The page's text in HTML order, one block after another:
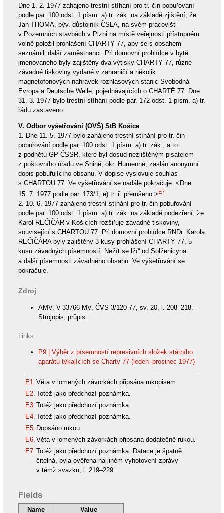
Dne 1. 2. 1977 zahájeno trestní stíhání pro tr. čin pobuřování
podle par. 100 odst. 1 písm. a) tr. zák. na základě zjištění, že
Jan THOMA, býv. důstojník ČSLA, na svém pracovišti
v Pozemních stavbách v Plzni na místě veřejnosti přístupném
volně položil prohlášení CHARTY 77, aby se s obsahem
seznámili další zaměstnanci. Při domovní prohlídce v bytě
jmenovaného byly zajištěny dva výtisky CHARTY 77, různé
závadné tiskoviny vydané v zahraničí a několik
magnetofonových nahrávek rozhlasových stanic Svobodná
Evropa a Deutsche Welle, pojednávajících o CHARTĚ 77. Dne
31. 3. 1977 bylo trestní stíhání podle par. 172 odst. 1 písm. a) tr.
řádu zastaveno.
V. Odbor vyšetřování (OVŠ) StB Košice
1. Dne 11. 5. 1977 bylo zahájeno trestní stíhání pro tr. čin
pobuřování podle par. 100 odst. 1 písm. a) tr. zák., a to
z podnětu GP ČSSR, které byl dosud nezjištěným pisatelem
z poštovního úřadu ve Snině, okr. Humenné, zaslán anonymní
dopis pobuřujícího obsahu. V dopise vyslovuje souhlas
s CHARTOU 77. Ve vyšetřování se nadále pokračuje. <Dne
15. 7. 1977 podle par. 173/1, e) tr. ř. přerušeno.>E7
2. 10. 6. 1977 zahájeno trestní stíhání pro tr. čin pobuřování
podle par. 100 odst. 1 písm. a) tr. zák. na základě podezření, že
Karol REČIČÁR v Košicích rozšiřuje závadné tiskoviny,
související s CHARTOU 77. Při domovní prohlídce RNDr. Karola
REČIČÁRA byly zajištěny 3 kusy prohlášení CHARTY 77, 5
kusů závadných písemností „Nežít se lží“ od Solženicyna
a další písemnosti závadného obsahu. Ve vyšetřování se
pokračuje.
Zdroj
AMV, V-33766 MV, ČVS 3/120-77, sv. 20, l. 208–218. –
Strojopis, průpis
Links
P9 | Výběr z písemností represivních složek státního
aparátu týkajících se Charty 77 (leden–prosinec 1977)
E1. Věta v lomených závorkách připsána rukopisem.
E2. Totéž jako předchozí poznámka.
E3. Totéž jako předchozí poznámka.
E4. Totéž jako předchozí poznámka.
E5. Dopsáno rukou.
E6. Věta v lomených závorkách připsána dodatečně rukou.
E7. Totéž jako předchozí poznámka. Datace je špatně
čitelná, byla ověřena na jiném vyhotovení zprávy
v témž svazku, l. 219–229.
Fields
Name Value